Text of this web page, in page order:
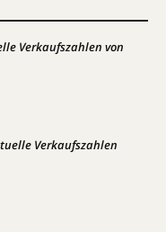
Verkaufszahlen von
Verkaufszahlen